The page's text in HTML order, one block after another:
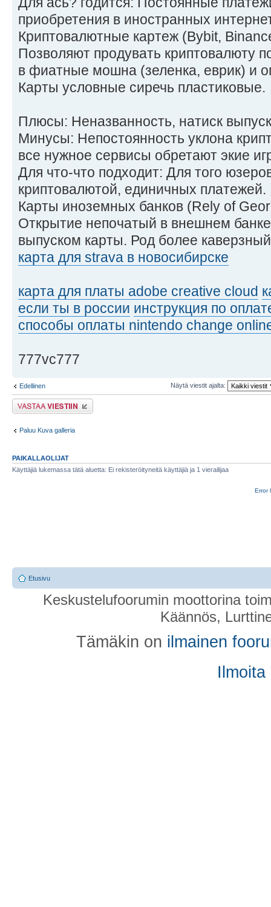
приобретения в иностранных
Криптовалютные картеж (Bybit,
Позволяют продувать криптовалюту
в фиатные мошна (зеленка, еврик) и
Карты условные сиречь пластиковые.
Плюсы: Неназванность, натиск
Минусы: Непостоянность уклона
все нужное сервисы обретают экие
Для что-что подходит: Для того
криптовалютой, единичных платежей.
Карты иноземных банков (Rely of
Открытие непочатый в внешнем
выпуском карты. Род более
карта для strava в новосибирске
карта для платы adobe creative cloud
если ты в россии инструкция по
способы оплаты nintendo change
777vc777
Edellinen Näytä viestit ajalta:
Lähetä vastaus
Paluu Kuva galleria
PAIKALLAOLIJAT
Käyttäjiä lukemassa tätä aluetta: Ei rekisteröityneitä käyttäjiä ja 1 vierailijaa
Error
Etusivu
Keskustelufoorumin moottorina
Käännös,
Tämäkin on ilmainen